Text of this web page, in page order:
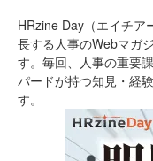
HRzine Day（エイチア
長する人事のWebマガ
す。毎回、人事の重要
パードが持つ知見・経
す。